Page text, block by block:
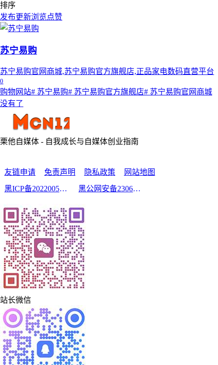
排序
发布更新浏览点赞
苏宁易购
苏宁易购官网商城,苏宁易购官方旗舰店,正品家电数码直营平台
0
购物网站# 苏宁易购# 苏宁易购官方旗舰店# 苏宁易购官网商城
没有了
栗他自媒体 - 自我成长与自媒体创业指南
友链申请 免责声明 隐私政策
网站地图
黑ICP备2022005210号-2
黑公网安备23060302000213号
站长微信